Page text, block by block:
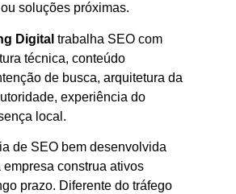
soluções próximas.
Digital trabalha SEO com
técnica, conteúdo
de busca, arquitetura da
experiência do
local.
de SEO bem desenvolvida
empresa construa ativos
prazo. Diferente do tráfego